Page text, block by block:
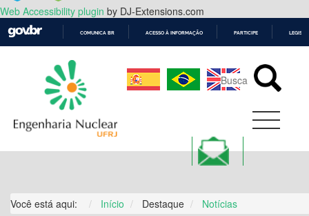
Web Accessibility plugin by DJ-Extensions.com
CONTEÚDO
COMUNICA BR ACESSO À INFORMAÇÃO PARTICIPE
Você está aqui: Início Destaque Notícias